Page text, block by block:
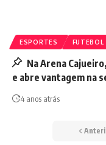
ESPORTES FUTEBOL
Na Arena
e abre vantagem na
4 anos atrás